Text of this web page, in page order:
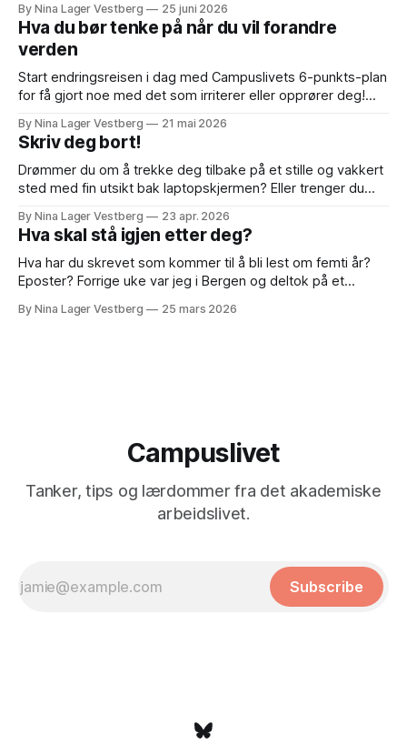
By Nina Lager Vestberg 25 juni 2026
Hva du bør tenke på når du vil forandre
verden
Start endringsreisen i dag med Campuslivets 6-punkts-plan
for få gjort noe med det som irriterer eller opprører deg!
oppover ørene i bacheloroppgaver. Det har aldri vært
vårens vakreste eventyr, men i år opplever jeg
bachelorsensuren som deprimerende
By Nina Lager Vestberg 21 mai 2026
Skriv deg bort!
Drømmer du om å trekke deg tilbake på et stille og vakkert
sted med fin utsikt bak laptopskjermen? Eller trenger du
kommer noen tips til hva du bør tenke på hvis du vil
By Nina Lager Vestberg 23 apr. 2026
Hva skal stå igjen etter deg?
Hva har du skrevet som kommer til å bli lest om femti år?
Eposter? Forrige uke var jeg i Bergen og deltok på et
til ende var kolleger, venner og familiemedlemmer av
By Nina Lager Vestberg 25 mars 2026
Campuslivet
Tanker, tips og lærdommer fra det akademiske
arbeidslivet.
Subscribe